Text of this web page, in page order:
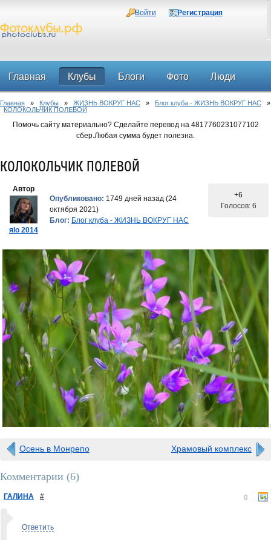
Войти Регистрация
Главная Клубы Блоги Фото Люди
Форум
Главная » Клубы » ЖИЗНЬ ВОКРУГ НАС » Блог клуба - ЖИЗНЬ ВОКРУГ НАС »
КОЛОКОЛЬЧИК ПОЛЕВОЙ
Помочь сайту материально? Сделайте перевод на 4817760231077102
сбер.Любая сумма будет полезна.
КОЛОКОЛЬЧИК ПОЛЕВОЙ
Автор
яlo 2014
Опубликовано: 1749 дней назад (24
октября 2021)
Блог: Блог клуба - ЖИЗНЬ ВОКРУГ НАС
+6
Голосов: 6
0 просмотров
Осень в Монрепо Храмовый комплекс
Комментарии (6)
ГАЛИНА # 0
Ответить